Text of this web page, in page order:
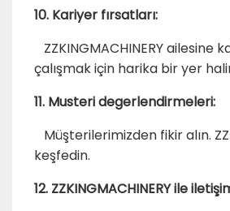
10. Kariyer fırsatları:
ZZKINGMACHINERY ailesine
çalışmak için harika bir yer
11. Musteri degerlendirmeleri:
Müşterilerimizden fikir alın.
keşfedin.
12. ZZKINGMACHINERY ile